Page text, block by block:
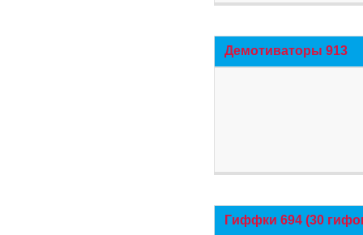
Демотиваторы 913
Гиффки 694 (30